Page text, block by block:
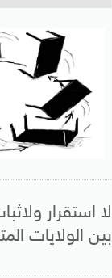
لا استقرار
بين الولايات